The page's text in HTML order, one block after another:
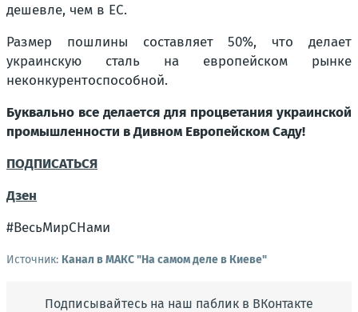
дешевле, чем в ЕС.
Размер пошлины составляет 50%, что делает
украинскую сталь на европейском рынке
неконкурентоспособной.
Буквально все делается для процветания украинской
промышленности вДивном Европейском Саду!
ПОДПИСАТЬСЯ
Дзен
#ВесьМирСНами
Источник: Канал в МАКС "На самом деле в Киеве"
Подписывайтесь на наш паблик в ВКонтакте